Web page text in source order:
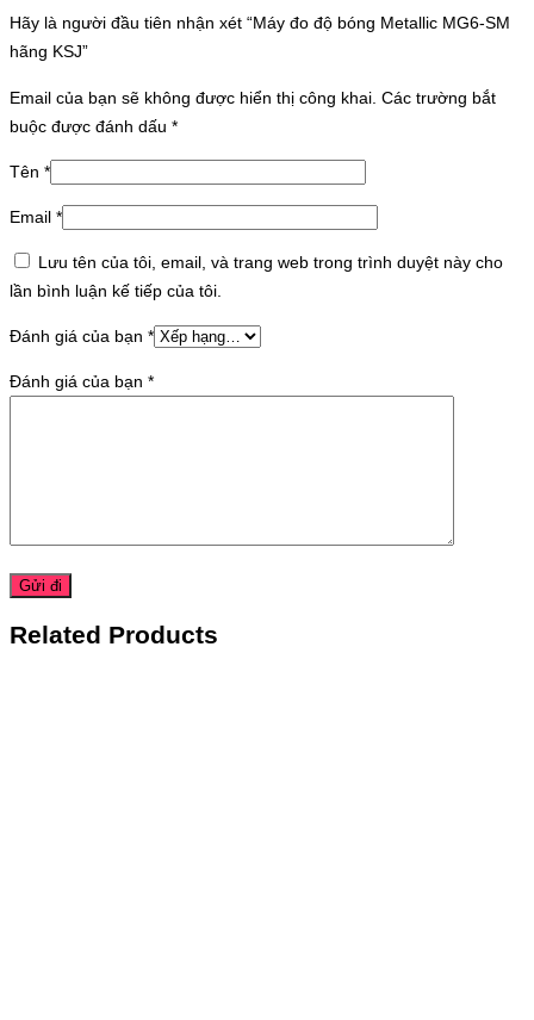
Hãy là người đầu tiên nhận xét “Máy đo độ bóng Metallic MG6-SM
hãng KSJ”
Email của bạn sẽ không được hiển thị công khai. Các trường bắt
buộc được đánh dấu *
Tên *
Email *
Lưu tên của tôi, email, và trang web trong trình duyệt này cho
lần bình luận kế tiếp của tôi.
Đánh giá của bạn *
Đánh giá của bạn *
Related Products